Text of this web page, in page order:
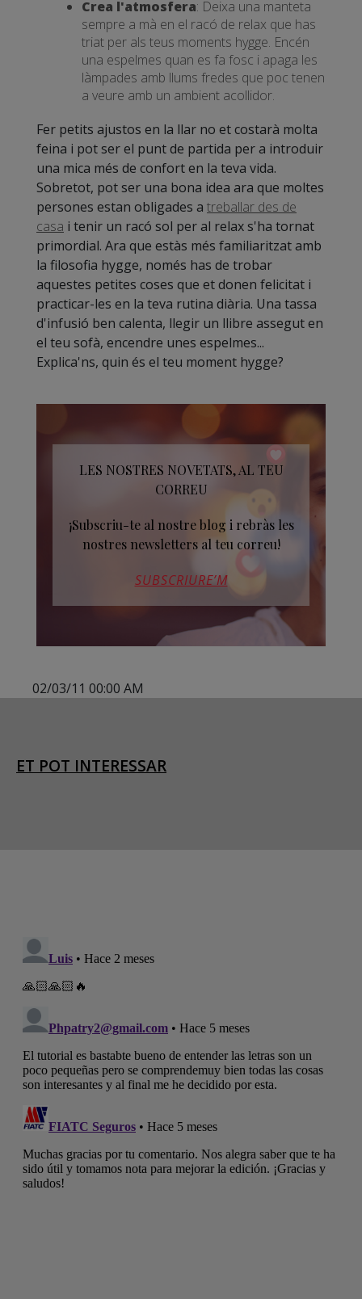
Crea l'atmosfera: Deixa una manteta
sempre a mà en el racó de relax que has
triat per als teus moments hygge. Encén
una espelmes quan es fa fosc i apaga les
làmpades amb llums fredes que poc tenen
a veure amb un ambient acollidor.
Fer petits ajustos en la llar no et costarà molta
feina i pot ser el punt de partida per a introduir
una mica més de confort en la teva vida.
Sobretot, pot ser una bona idea ara que moltes
persones estan obligades a treballar des de
casa i tenir un racó sol per al relax s'ha tornat
primordial. Ara que estàs més familiaritzat amb
la filosofia hygge, només has de trobar
aquestes petites coses que et donen felicitat i
practicar-les en la teva rutina diària. Una tassa
d'infusió ben calenta, llegir un llibre assegut en
el teu sofà, encendre unes espelmes...
Explica'ns, quin és el teu moment hygge?
LES NOSTRES NOVETATS, AL TEU
CORREU
¡Subscriu-te al nostre blog i rebràs les
nostres newsletters al teu correu!
SUBSCRIURE’M
02/03/11 00:00 AM
ET POT INTERESSAR